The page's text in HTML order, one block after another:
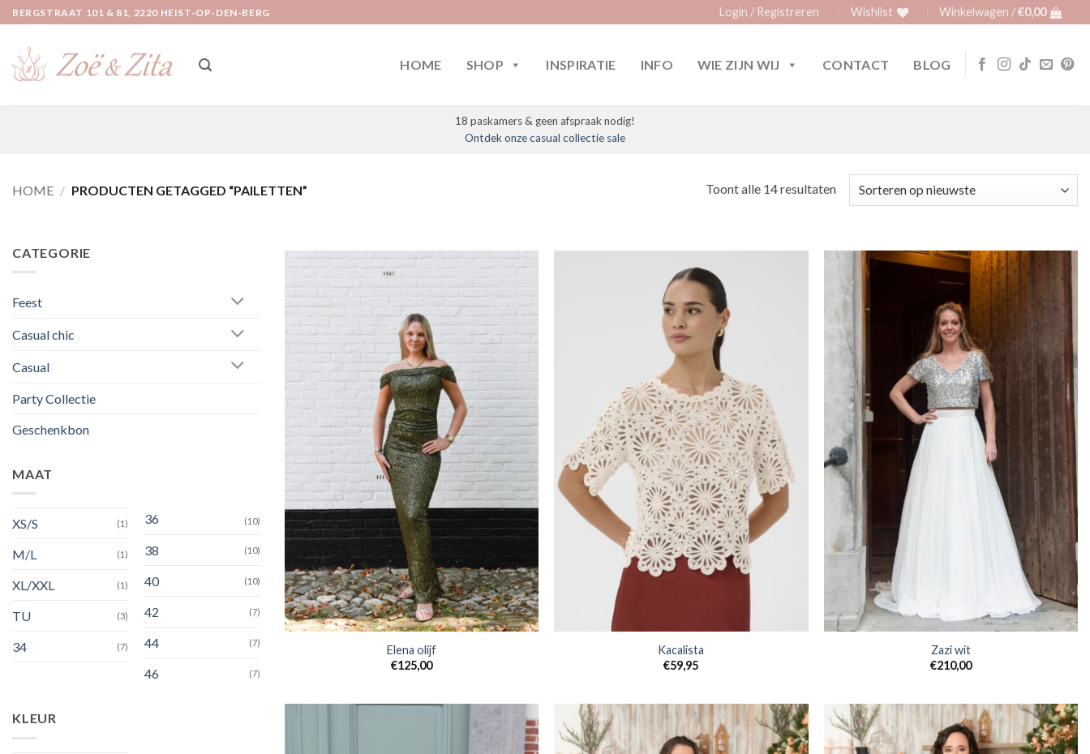
Ga
naar
inhoud
BERGSTRAAT 101 & 81, 2220 HEIST-OP-DEN-BERG Login / Registreren Wishlist Winkelwagen /€0,00
HOME SHOP INSPIRATIE INFO WIE ZIJN WIJ CONTACT BLOG
18 paskamers & geen afspraak nodig!
Ontdek onze casual collectie sale
HOME / PRODUCTEN GETAGGED “PAILETTEN” Toont alle 14 resultatenGesorteerd
op
CATEGORIE
Feest
Casual chic
Casual
Party Collectie
Geschenkbon
MAAT
XS/S (1)
M/L (1)
XL/XXL (1)
TU (3)
34 (7)
36 (10)
38 (10)
40 (10)
42 (7)
44 (7)
46 (7)
KLEUR
Elena olijf
€125,00
Kacalista
€59,95
Zazi wit
€210,00